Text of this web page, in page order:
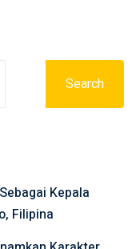
Search
Kepala
Filipina